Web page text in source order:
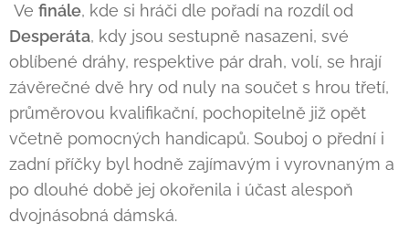
Ve finále, kde si hráči dle pořadí na rozdíl od
Desperáta, kdy jsou sestupně nasazeni, své
oblíbené dráhy, respektive pár drah, volí, se hrají
závěrečné dvě hry od nuly na součet s hrou třetí,
průměrovou kvalifikační, pochopitelně již opět
včetně pomocných handicapů. Souboj o přední i
zadní příčky byl hodně zajímavým i vyrovnaným a
po dlouhé době jej okořenila i účast alespoň
dvojnásobná dámská.